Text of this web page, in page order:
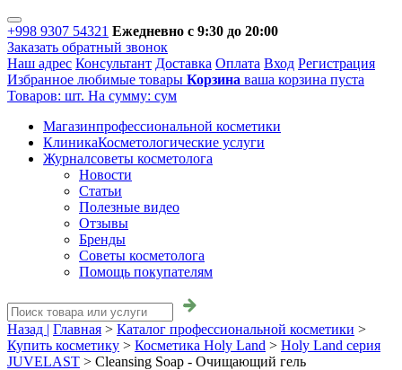
+998 9307 54321 Ежедневно с 9:30 до 20:00
Заказать обратный звонок
Наш адрес Консультант Доставка Оплата Вход Регистрация
Избранное любимые товары Корзина ваша корзина пуста
Товаров: шт. На сумму: сум
Магазинпрофессиональной косметики
КлиникаКосметологические услуги
Журналсоветы косметолога
Новости
Статьи
Полезные видео
Отзывы
Бренды
Советы косметолога
Помощь покупателям
Назад | Главная > Каталог профессиональной косметики >
Купить косметику > Косметика Holy Land > Holy Land серия
JUVELAST > Cleansing Soap - Очищающий гель